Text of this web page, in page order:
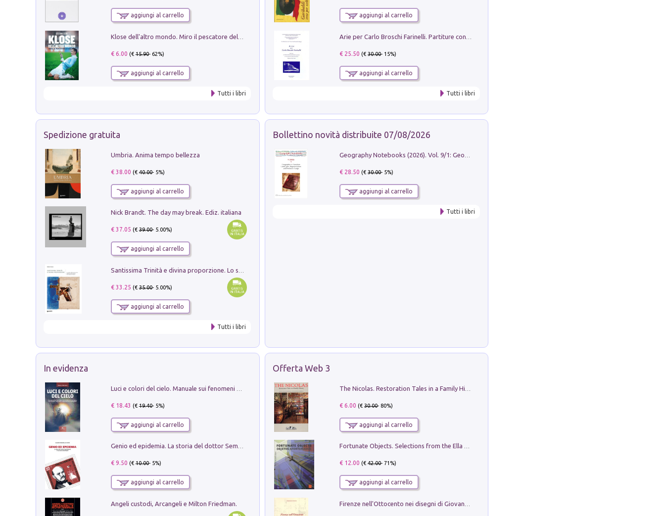
aggiungi al carrello
Klose dell'altro mondo. Miro il pescatore del goal
€ 6.00 (€15.90- 62%)
aggiungi al carrello
Tutti i libri
aggiungi al carrello
€ 25.50 (€30.00- 15%)
aggiungi al carrello
Tutti i libri
Spedizione gratuita
Umbria. Anima tempo bellezza
€ 38.00 (€40.00- 5%)
aggiungi al carrello
Nick Brandt. The day may break. Ediz. italiana
€ 37.05 (€39.00- 5.00%)
aggiungi al carrello
€ 33.25 (€35.00- 5.00%)
aggiungi al carrello
Tutti i libri
Bollettino novità distribuite 07/08/2026
€ 28.50 (€30.00- 5%)
aggiungi al carrello
Tutti i libri
In evidenza
€ 18.43 (€19.40- 5%)
aggiungi al carrello
Genio ed epidemia. La storia del dottor Semmelweis, il Salvatore delle Madri
€ 9.50 (€10.00- 5%)
aggiungi al carrello
Angeli custodi, Arcangeli e Milton Friedman.
Offerta Web 3
€ 6.00 (€30.00- 80%)
aggiungi al carrello
Fortunate Objects. Selections from the Ella Fontanals-Cisneros Collection. Objetos Afortunados. Selección de la Colección Ella Fontanals-Cisneros
€ 12.00 (€42.00- 71%)
aggiungi al carrello